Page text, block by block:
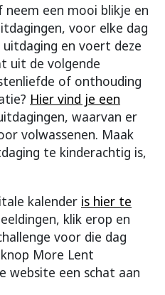
een mooi blikje en
voor elke dag
en voert deze
uit de volgende
of onthouding
Hier vind je een
waarvan er
volwassenen. Maak
te kinderachtig is,
kalender is hier te
klik erop en
voor die dag
More Lent
website een schat aan